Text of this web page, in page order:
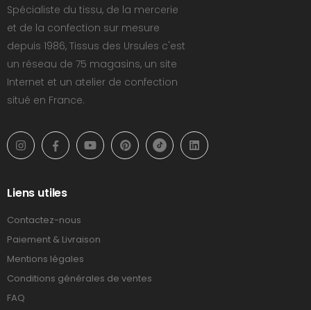
Spécialiste du tissu, de la mercerie
et de la confection sur mesure
depuis 1986, Tissus des Ursules c'est
un réseau de 75 magasins, un site
Internet et un atelier de confection
situé en France.
Liens utiles
Contactez-nous
Paiement & Livraison
Mentions légales
Conditions générales de ventes
FAQ